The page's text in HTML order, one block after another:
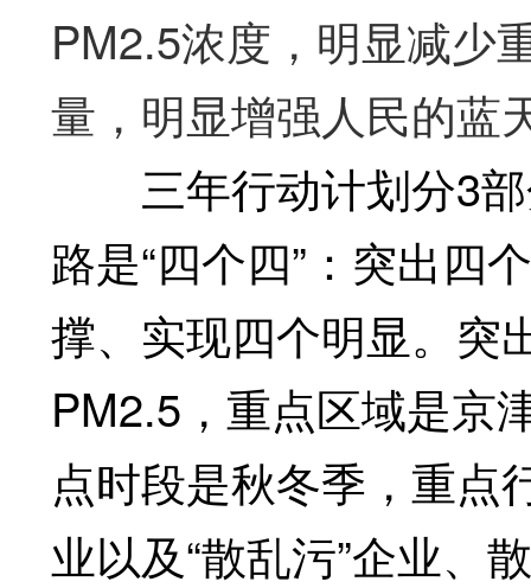
PM2.5浓度，明显减少
量，明显增强人民的蓝
三年行动计划分3部
路是“四个四”：突出四
撑、实现四个明显。突
PM2.5，重点区域是京
点时段是秋冬季，重点
业以及“散乱污”企业、